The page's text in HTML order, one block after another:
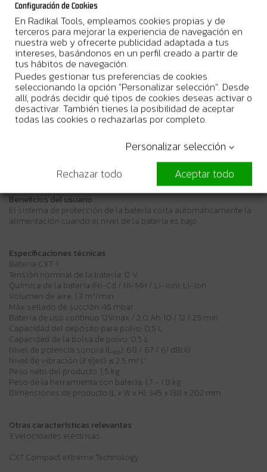
Más Información
12Vmax • 46 mbar • 0,5 LExcelente aspirador para la limpieza de
interiores de coches y otras zonas compactas
Descripción
Aspirador a pilas especialmente diseñado para la limpieza de
ideales para aspirar el coche. Práctica función de soplado para,
funcionamiento 32 minutos con batería de 12Vmax CXT® 4.0Ah.
Sin baterías, sin cargador en equipo básico.
Beneficios del usuario
El sistema de protección de la batería corta automáticamente la
alimentación cuando el nivel de la batería es bajo
Especificaciones técnicas
Batería CXT: 1
Tensión nominal de la batería: 12 V
Química de la batería (Ni-Cd / Ni-MH / Li-ion): Li-ion
Volumen de aire: 1,3 m³/min
Máx. sellado de succión: 46 mbar
Batería de uso continuo 12Vmax / 2,0 Ah: 10 / 12 / 25 min
Capacidad del depósito para polvo: 0,5 L
Capacidad de la bolsa de polvo: 0,5 L
Nivel de potencia sonora (LWA ): 68 / 67 / 61 dB(A)
Nivel de vibración (3 ejes): ≤ 2,5 m/s²
Peso neto del producto: 1,5 kg
Peso de la herramienta con batería: 1,7 - 1,8 kg
Dimensiones de producto (L x W x H): 345 x 138 x 202 mm
Otras características relevantes
3 velocidades eléctricas
CXT Compact eXtreme Technology
Configuración de Cookies
En Radikal Tools, empleamos cookies propias y de
terceros para mejorar la experiencia de navegación en
nuestra web y ofrecerte publicidad adaptada a tus
intereses, basándonos en un perfil creado a partir de
tus hábitos de navegación.
Puedes gestionar tus preferencias de cookies
seleccionando la opción "Personalizar selección". Desde
allí, podrás decidir qué tipos de cookies deseas activar o
desactivar. También tienes la posibilidad de aceptar
todas las cookies o rechazarlas por completo.
Personalizar selección
Rechazar todo
Aceptar todo